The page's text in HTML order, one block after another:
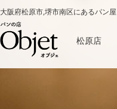
大阪府松原市,堺市南区にあるパン
松原店